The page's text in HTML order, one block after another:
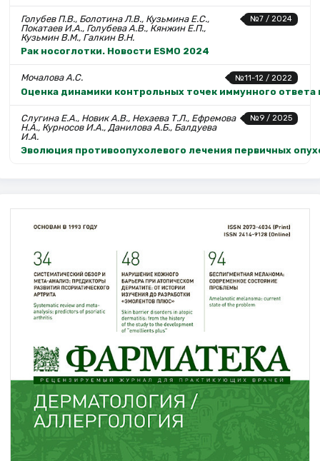
№7 / 2024
Голубев П.В., Болотина Л.В., Кузьмина Е.С.,
Покатаев И.А., Голубева А.В., Кянжин Е.П.,
Кузьмин В.М., Галкин В.Н.
Рак носоглотки. Новости ESMO 2024
№11-12 / 2022
Мочалова А.С.
Оценка динамики контрольных точек иммунного
№9 / 2025
Слугина Е.А., Новик А.В., Нехаева Т.Л., Ефремова
Н.А., Курносов И.А., Данилова А.Б., Балдуева
И.А.
Эволюция противоопухолевого лечения первичных